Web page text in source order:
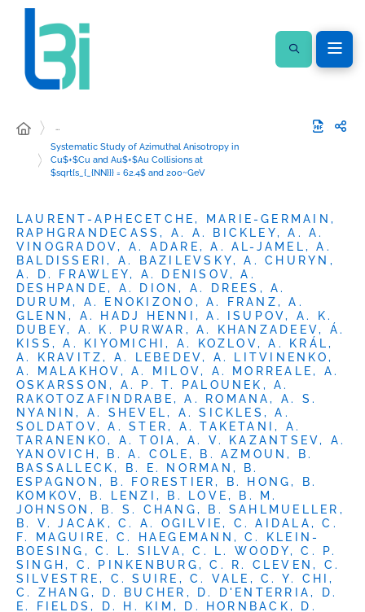
…
Systematic Study of Azimuthal Anisotropy in
Cu$+$Cu and Au$+$Au Collisions at
$sqrt{s_{_{NN}}} = 62.4$ and 200~GeV
LAURENT-APHECETCHE, MARIE-GERMAIN,
RAPHGRANDECASS, A. A. BICKLEY, A. A.
VINOGRADOV, A. ADARE, A. AL-JAMEL, A.
BALDISSERI, A. BAZILEVSKY, A. CHURYN,
A. D. FRAWLEY, A. DENISOV, A.
DESHPANDE, A. DION, A. DREES, A.
DURUM, A. ENOKIZONO, A. FRANZ, A.
GLENN, A. HADJ HENNI, A. ISUPOV, A. K.
DUBEY, A. K. PURWAR, A. KHANZADEEV, Á.
KISS, A. KIYOMICHI, A. KOZLOV, A. KRÁL,
A. KRAVITZ, A. LEBEDEV, A. LITVINENKO,
A. MALAKHOV, A. MILOV, A. MORREALE, A.
OSKARSSON, A. P. T. PALOUNEK, A.
RAKOTOZAFINDRABE, A. ROMANA, A. S.
NYANIN, A. SHEVEL, A. SICKLES, A.
SOLDATOV, A. STER, A. TAKETANI, A.
TARANENKO, A. TOIA, A. V. KAZANTSEV, A.
YANOVICH, B. A. COLE, B. AZMOUN, B.
BASSALLECK, B. E. NORMAN, B.
ESPAGNON, B. FORESTIER, B. HONG, B.
KOMKOV, B. LENZI, B. LOVE, B. M.
JOHNSON, B. S. CHANG, B. SAHLMUELLER,
B. V. JACAK, C. A. OGILVIE, C. AIDALA, C.
F. MAGUIRE, C. HAEGEMANN, C. KLEIN-
BOESING, C. L. SILVA, C. L. WOODY, C. P.
SINGH, C. PINKENBURG, C. R. CLEVEN, C.
SILVESTRE, C. SUIRE, C. VALE, C. Y. CHI,
C. ZHANG, D. BUCHER, D. D'ENTERRIA, D.
E. FIELDS, D. H. KIM, D. HORNBACK, D.